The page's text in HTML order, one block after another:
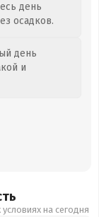
день
осадков.
день
и
на сегодня